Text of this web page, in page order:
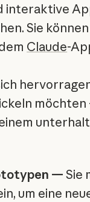
interaktive
Sie
Claude-
möchten
— Sie
um eine